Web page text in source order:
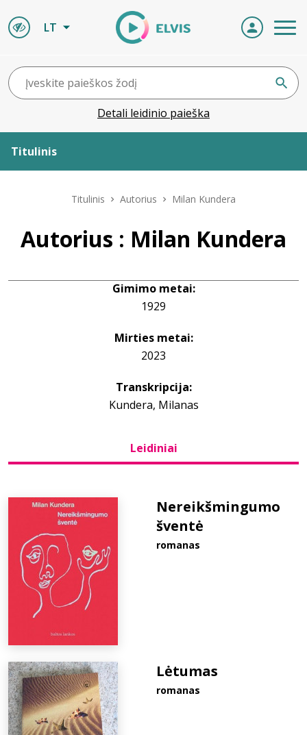
LT
Detali leidinio paieška
Titulinis
Leidiniai
info@elvislab.lt
Titulinis Autorius Milan Kundera
Autorius : Milan Kundera
Gimimo metai:
1929
Mirties metai:
2023
Transkripcija:
Kundera, Milanas
Leidiniai
Nereikšmingumo
šventė
romanas
Lėtumas
romanas